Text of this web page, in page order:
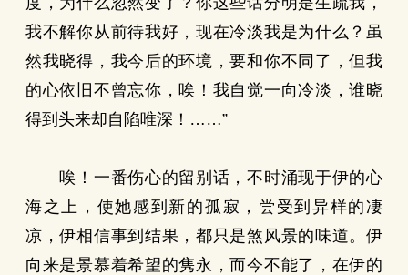
我不解你从前待我好，现在冷淡我是为什么？虽
然我晓得，我今后的环境，要和你不同了，但我
的心依旧不曾忘你，唉！我自觉一向冷淡，谁晓
得到头来却自陷唯深！……”
唉！一番伤心的留别话，不时涌现于伊的心
海之上，使她感到新的孤寂，尝受到异样的凄
凉，伊相信事到结果，都只是煞风景的味道。伊
向来是景慕着希望的隽永，而今不能了，在伊的